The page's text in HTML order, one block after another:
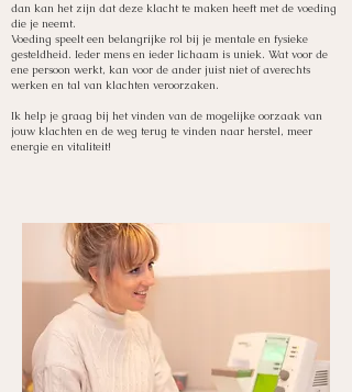
dan kan het zijn dat deze klacht te maken heeft met de voeding
die je neemt.
Voeding speelt een belangrijke rol bij je mentale en fysieke
gesteldheid. Ieder mens en ieder lichaam is uniek. Wat voor de
ene persoon werkt, kan voor de ander juist niet of averechts
werken en tal van klachten veroorzaken.
Ik help je graag bij het vinden van de mogelijke oorzaak van
jouw klachten en de weg terug te vinden naar herstel, meer
energie en vitaliteit!